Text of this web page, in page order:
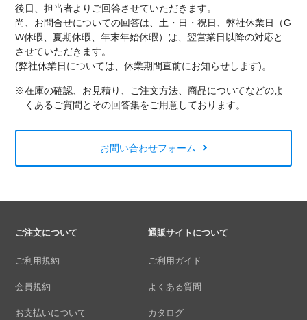
後日、担当者よりご回答させていただきます。
尚、お問合せについての回答は、土・日・祝日、弊社休業日（G
W休暇、夏期休暇、年末年始休暇）は、翌営業日以降の対応と
させていただきます。
(弊社休業日については、休業期間直前にお知らせします)。
※在庫の確認、お見積り、ご注文方法、商品についてなどのよ
くあるご質問とその回答集をご用意しております。
お問い合わせフォーム
ご注文について
ご利用規約
会員規約
お支払いについて
通販サイトについて
ご利用ガイド
よくある質問
カタログ